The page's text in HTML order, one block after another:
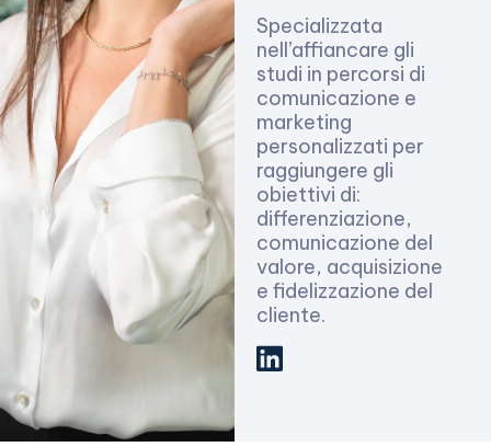
Specializzata
nell’affiancare gli
studi in percorsi di
comunicazione e
marketing
personalizzati per
raggiungere gli
obiettivi di:
differenziazione,
comunicazione del
valore, acquisizione
e fidelizzazione del
cliente.